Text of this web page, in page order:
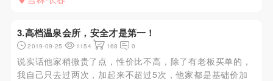
3.高档温泉会所，安全才是第一！
2019-09-25 1154 168 0
说实话他家稍微贵了点，性价比不高，除了有老板买单的，
我自己只去过两次，加起来不超过5次，他家都是基础价加